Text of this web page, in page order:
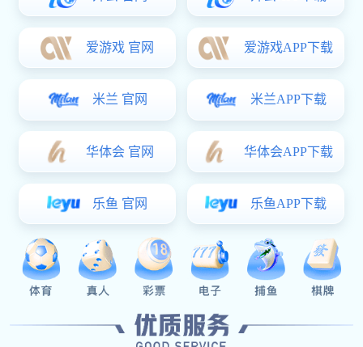
导航栏目
Navigation column
东升国际
储罐清洗
换热器清洗
管道清洗
蒸发器清洗
气化炉清洗
储罐清洗